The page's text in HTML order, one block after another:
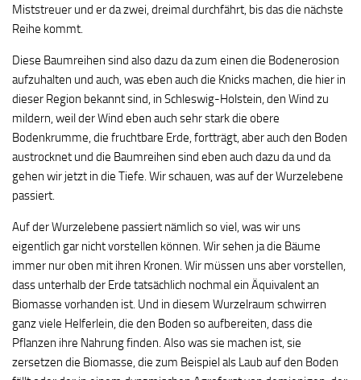
Miststreuer und er da zwei, dreimal durchfährt, bis das die nächste
Reihe kommt.
Diese Baumreihen sind also dazu da zum einen die Bodenerosion
aufzuhalten und auch, was eben auch die Knicks machen, die hier in
dieser Region bekannt sind, in Schleswig-Holstein, den Wind zu
mildern, weil der Wind eben auch sehr stark die obere
Bodenkrumme, die fruchtbare Erde, fortträgt, aber auch den Boden
austrocknet und die Baumreihen sind eben auch dazu da und da
gehen wir jetzt in die Tiefe. Wir schauen, was auf der Wurzelebene
passiert.
Auf der Wurzelebene passiert nämlich so viel, was wir uns
eigentlich gar nicht vorstellen können. Wir sehen ja die Bäume
immer nur oben mit ihren Kronen. Wir müssen uns aber vorstellen,
dass unterhalb der Erde tatsächlich nochmal ein Äquivalent an
Biomasse vorhanden ist. Und in diesem Wurzelraum schwirren
ganz viele Helferlein, die den Boden so aufbereiten, dass die
Pflanzen ihre Nahrung finden. Also was sie machen ist, sie
zersetzen die Biomasse, die zum Beispiel als Laub auf den Boden